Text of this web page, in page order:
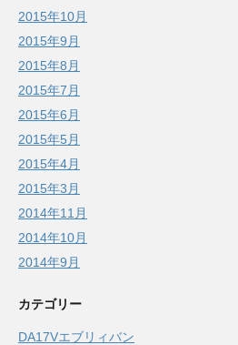
2015年10月
2015年9月
2015年8月
2015年7月
2015年6月
2015年5月
2015年4月
2015年3月
2014年11月
2014年10月
2014年9月
カテゴリー
DA17Vエブリィバン